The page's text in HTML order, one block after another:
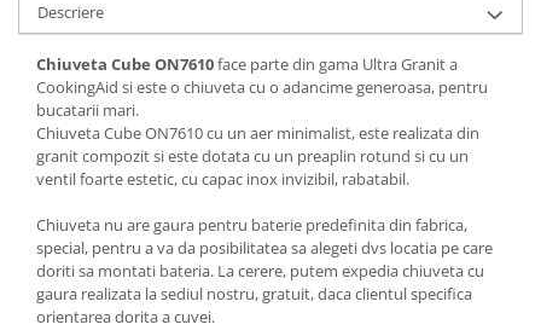
Descriere
Chiuveta Cube ON7610face parte din gama Ultra Granit a
CookingAid si este o chiuveta cu o adancime generoasa, pentru
bucatarii mari.
Chiuveta Cube ON7610 cu un aer minimalist, este realizata din
granit compozit si este dotata cu un preaplin rotund si cu un
ventil foarte estetic, cu capac inox invizibil, rabatabil.
Chiuveta nu are gaura pentru baterie predefinita din fabrica,
special, pentru a va da posibilitatea sa alegeti dvs locatia pe care
doriti sa montati bateria. La cerere, putem expedia chiuveta cu
gaura realizata la sediul nostru, gratuit, daca clientul specifica
orientarea dorita a cuvei.